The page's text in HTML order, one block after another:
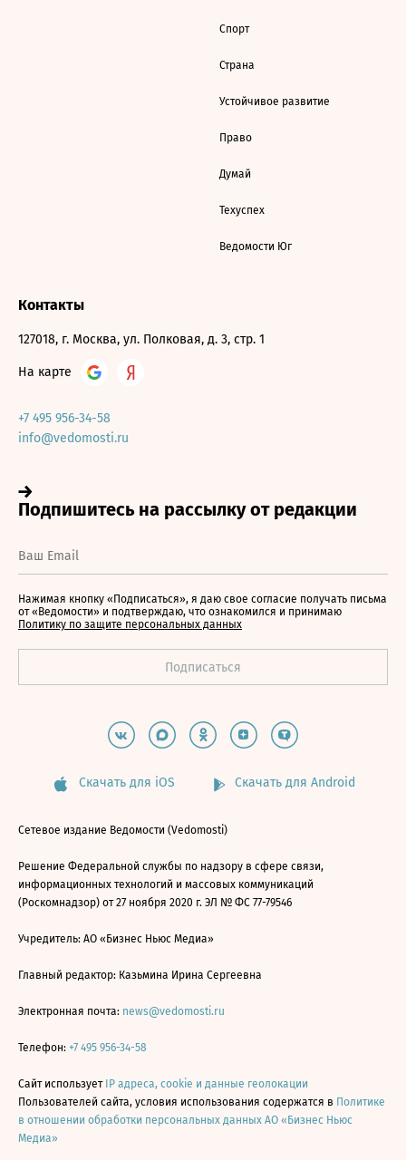
Спорт
Страна
Устойчивое развитие
Право
Думай
Техуспех
Ведомости Юг
Контакты
127018, г. Москва, ул. Полковая, д. 3, стр. 1
На карте
+7 495 956-34-58
info@vedomosti.ru
Нажимая кнопку «Подписаться», я даю свое согласие получать письма
от «Ведомости» и подтверждаю, что ознакомился и принимаю
Политику по защите персональных данных
Скачать для iOS Скачать для Android
Сетевое издание Ведомости (Vedomosti)
Решение Федеральной службы по надзору в сфере связи,
информационных технологий и массовых коммуникаций
(Роскомнадзор) от 27 ноября 2020 г. ЭЛ № ФС 77-79546
Учредитель: АО «Бизнес Ньюс Медиа»
Главный редактор: Казьмина Ирина Сергеевна
Электронная почта: news@vedomosti.ru
Телефон: +7 495 956-34-58
Сайт использует IP адреса, cookie и данные геолокации
Пользователей сайта, условия использования содержатся в Политике
в отношении обработки персональных данных АО «Бизнес Ньюс
Медиа»